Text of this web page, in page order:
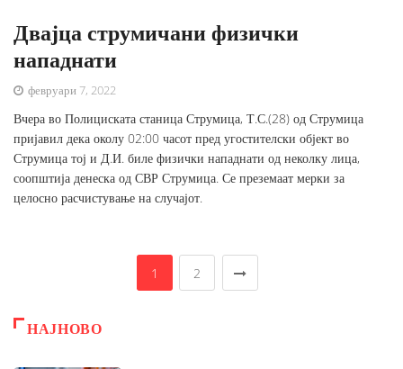
Двајца струмичани физички
нападнати
февруари 7, 2022
Вчера во Полициската станица Струмица, Т.С.(28) од Струмица
пријавил дека околу 02:00 часот пред угостителски објект во
Струмица тој и Д.И. биле физички нападнати од неколку лица,
соопштија денеска од СВР Струмица. Се преземаат мерки за
целосно расчистување на случајот.
1 2
НАЈНОВО